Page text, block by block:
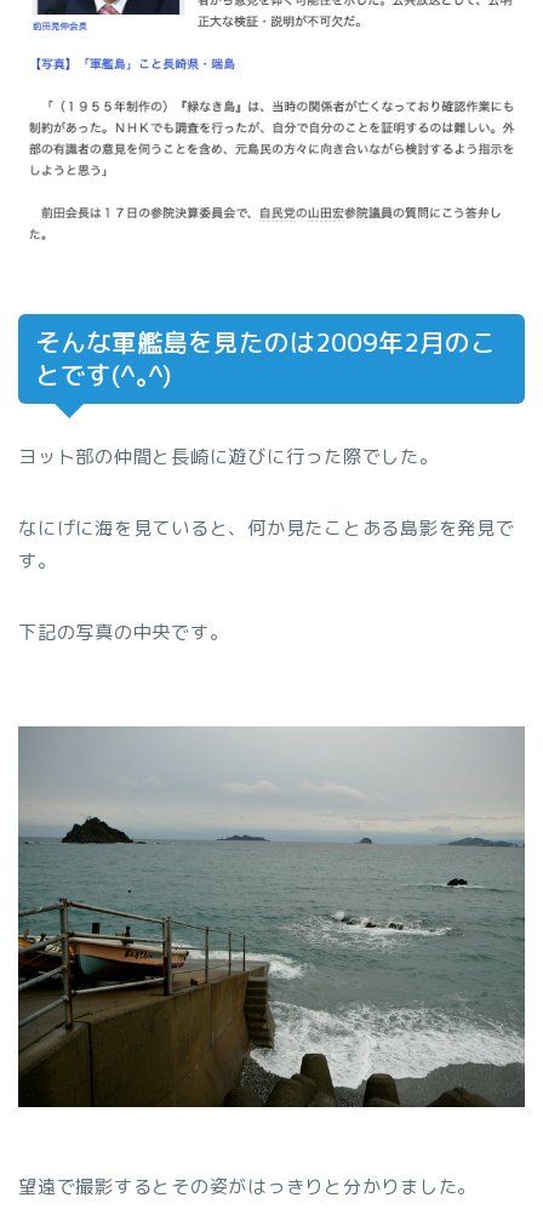
そんな軍艦島を見たのは2009年2月のこ
とです(^｡^)
ヨット部の仲間と長崎に遊びに行った際でした。
なにげに海を見ていると、何か見たことある島影を発見で
す。
下記の写真の中央です。
望遠で撮影するとその姿がはっきりと分かりました。